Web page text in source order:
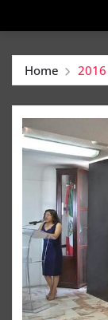
Home 2016